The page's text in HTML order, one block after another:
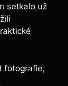
setkalo už
fotografie,